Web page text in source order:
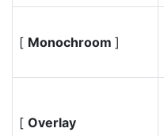
[ Monochroom ]
[ Overlay